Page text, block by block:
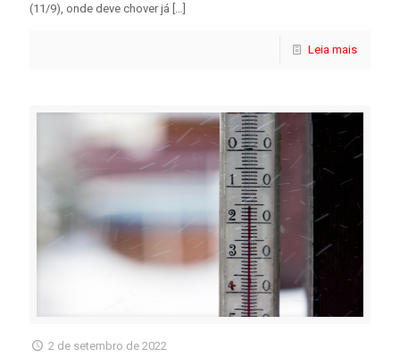
(11/9), onde deve chover já […]
Leia mais
2 de setembro de 2022